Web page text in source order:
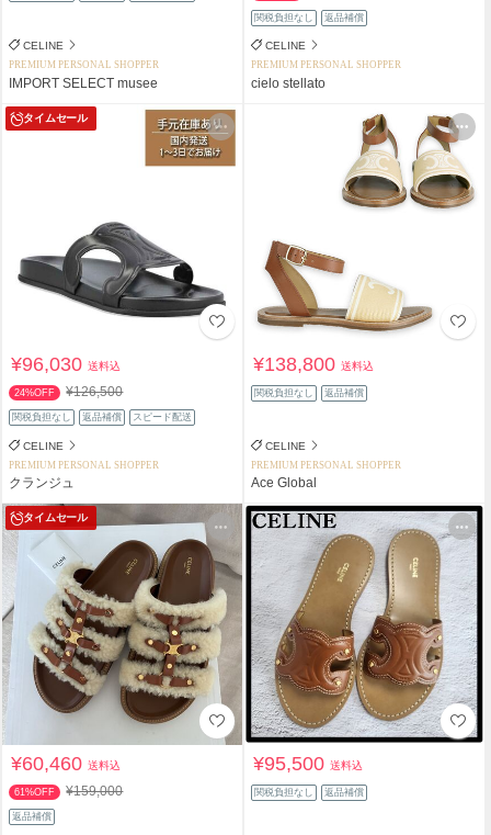
CELINE
PREMIUM PERSONAL SHOPPER
IMPORT SELECT musee
関税負担なし 返品補償
CELINE
PREMIUM PERSONAL SHOPPER
cielo stellato
タイムセール
¥96,030送料込
24%OFF ¥126,500
関税負担なし 返品補償 スピード配送
CELINE
PREMIUM PERSONAL SHOPPER
クランジュ
¥138,800送料込
関税負担なし 返品補償
CELINE
PREMIUM PERSONAL SHOPPER
Ace Global
タイムセール
¥60,460送料込
61%OFF ¥159,000
返品補償
¥95,500送料込
関税負担なし 返品補償